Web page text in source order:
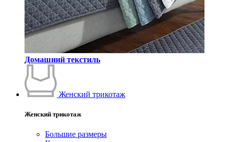
Домашний текстиль
Женский трикотаж
Женский трикотаж
Большие размеры